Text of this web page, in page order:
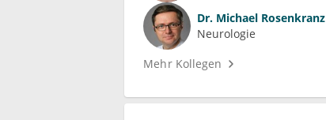
Dr. Michael Rosenkranz
Neurologie
Mehr Kollegen